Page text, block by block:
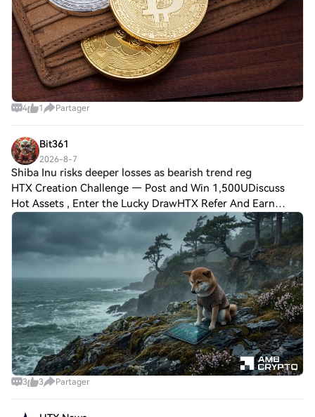
4 1 Partager
Bit361
2026-8-7
Shiba Inu risks deeper losses as bearish trend reg
HTX Creation Challenge — Post and Win 1,500UDiscuss
Hot Assets , Enter the Lucky DrawHTX Refer And Earn
Shiba Inu risks deeper losses as bearish trend regains
momentum Shiba Inu [$SHIB] is up 5.1% ove
3 3 Partager